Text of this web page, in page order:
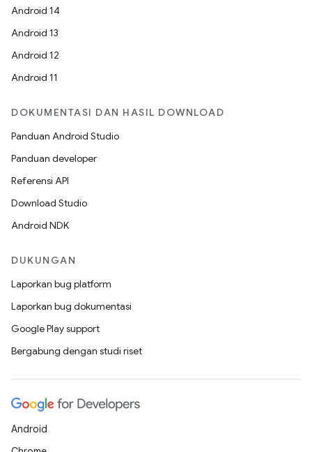
Android 14
Android 13
Android 12
Android 11
DOKUMENTASI DAN HASIL DOWNLOAD
Panduan Android Studio
Panduan developer
Referensi API
Download Studio
Android NDK
DUKUNGAN
Laporkan bug platform
Laporkan bug dokumentasi
Google Play support
Bergabung dengan studi riset
Android